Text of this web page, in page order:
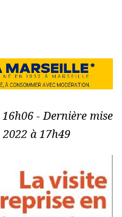
- Dernière mise
à 17h49